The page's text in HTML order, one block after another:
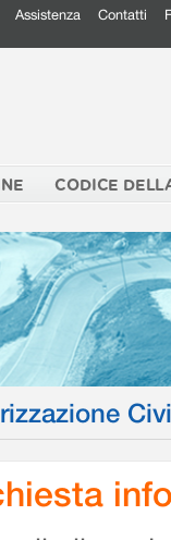
Assistenza Contatti
CODICE